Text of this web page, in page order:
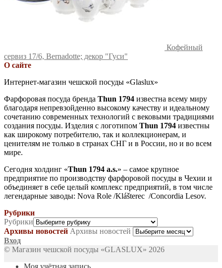
Кофейный
сервиз 17/6, Bernadotte; декор "Гуси"
О сайте
Интернет-магазин чешской посуды «Glaslux»
Фарфоровая посуда бренда Thun 1794 известна всему миру
благодаря непревзойденно высокому качеству и идеальному
сочетанию современных технологий с вековыми традициями
создания посуды. Изделия с логотипом Thun 1794 известны
как широкому потребителю, так и коллекционерам, и
ценителям не только в странах СНГ и в России, но и во всем
мире.
Сегодня холдинг «Thun 1794 a.s.» – самое крупное
предприятие по производству фарфоровой посуды в Чехии и
объединяет в себе целый комплекс предприятий, в том числе
легендарные заводы: Nova Role /Klášterec /Concordia Lesov.
Рубрики
Рубрики
Архивы новостей Архивы новостей
Вход
© Магазин чешской посуды «GLASLUX» 2026
Моя учётная запись